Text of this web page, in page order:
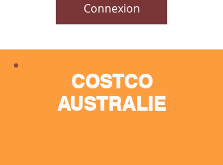
Connexion
COSTCO
AUSTRALIE